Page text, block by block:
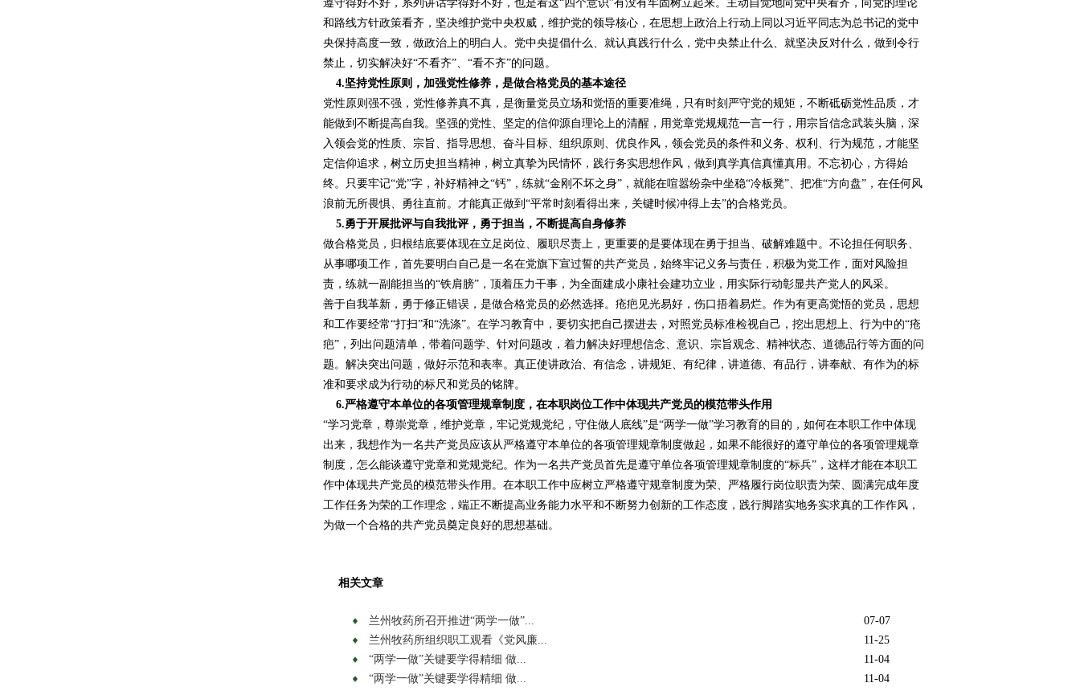
遵守得好不好，系列讲话学得好不好，也是看这“四个意识”有没有牢固树立起来。主动自觉地向党中央看齐，向党的理论
和路线方针政策看齐，坚决维护党中央权威，维护党的领导核心，在思想上政治上行动上同以习近平同志为总书记的党中
央保持高度一致，做政治上的明白人。党中央提倡什么、就认真践行什么，党中央禁止什么、就坚决反对什么，做到令行
禁止，切实解决好“不看齐”、“看不齐”的问题。
4.坚持党性原则，加强党性修养，是做合格党员的基本途径
党性原则强不强，党性修养真不真，是衡量党员立场和觉悟的重要准绳，只有时刻严守党的规矩，不断砥砺党性品质，才
能做到不断提高自我。坚强的党性、坚定的信仰源自理论上的清醒，用党章党规规范一言一行，用宗旨信念武装头脑，深
入领会党的性质、宗旨、指导思想、奋斗目标、组织原则、优良作风，领会党员的条件和义务、权利、行为规范，才能坚
定信仰追求，树立历史担当精神，树立真挚为民情怀，践行务实思想作风，做到真学真信真懂真用。不忘初心，方得始
终。只要牢记“党”字，补好精神之“钙”，练就“金刚不坏之身”，就能在喧嚣纷杂中坐稳“冷板凳”、把准“方向盘”，在任何风
浪前无所畏惧、勇往直前。才能真正做到“平常时刻看得出来，关键时候冲得上去”的合格党员。
5.勇于开展批评与自我批评，勇于担当，不断提高自身修养
做合格党员，归根结底要体现在立足岗位、履职尽责上，更重要的是要体现在勇于担当、破解难题中。不论担任何职务、
从事哪项工作，首先要明白自己是一名在党旗下宣过誓的共产党员，始终牢记义务与责任，积极为党工作，面对风险担
责，练就一副能担当的“铁肩膀”，顶着压力干事，为全面建成小康社会建功立业，用实际行动彰显共产党人的风采。
善于自我革新，勇于修正错误，是做合格党员的必然选择。疮疤见光易好，伤口捂着易烂。作为有更高觉悟的党员，思想
和工作要经常“打扫”和“洗涤”。在学习教育中，要切实把自己摆进去，对照党员标准检视自己，挖出思想上、行为中的“疮
疤”，列出问题清单，带着问题学、针对问题改，着力解决好理想信念、意识、宗旨观念、精神状态、道德品行等方面的问
题。解决突出问题，做好示范和表率。真正使讲政治、有信念，讲规矩、有纪律，讲道德、有品行，讲奉献、有作为的标
准和要求成为行动的标尺和党员的铭牌。
6.严格遵守本单位的各项管理规章制度，在本职岗位工作中体现共产党员的模范带头作用
“学习党章，尊崇党章，维护党章，牢记党规党纪，守住做人底线”是“两学一做”学习教育的目的，如何在本职工作中体现
出来，我想作为一名共产党员应该从严格遵守本单位的各项管理规章制度做起，如果不能很好的遵守单位的各项管理规章
制度，怎么能谈遵守党章和党规党纪。作为一名共产党员首先是遵守单位各项管理规章制度的“标兵”，这样才能在本职工
作中体现共产党员的模范带头作用。在本职工作中应树立严格遵守规章制度为荣、严格履行岗位职责为荣、圆满完成年度
工作任务为荣的工作理念，端正不断提高业务能力水平和不断努力创新的工作态度，践行脚踏实地务实求真的工作作风，
为做一个合格的共产党员奠定良好的思想基础。
相关文章
07-07
兰州牧药所召开推进“两学一做”...
11-25
兰州牧药所组织职工观看《党风廉...
11-04
“两学一做”关键要学得精细 做...
11-04
“两学一做”关键要学得精细 做...